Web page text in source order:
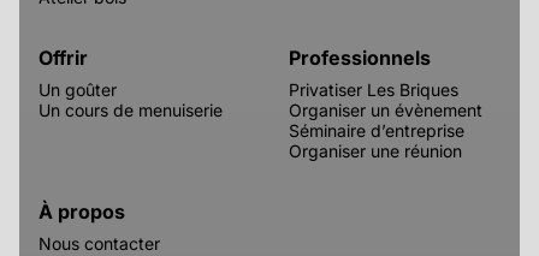
Offrir
Un goûter
Un cours de menuiserie
Professionnels
Privatiser Les Briques
Organiser un évènement
Séminaire d’entreprise
Organiser une réunion
À propos
Nous contacter